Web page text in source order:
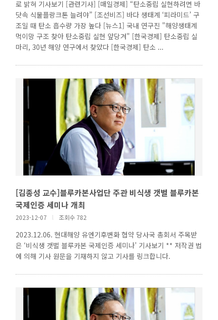
로 밝혀 기사보기 [관련기사] [매일경제] “탄소중립 실현하려면 바
닷속 식물플랑크톤 늘려야” [조선비즈] 바다 생태계 ‘피라미드’ 구
조일 때 탄소 흡수량 가장 높다 [뉴스1] 국내 연구진 "해양생태계
먹이망 구조 찾아 탄소중립 실현 앞당겨" [한국경제] 탄소중립 실
마리, 30년 해양 연구에서 찾았다 [한국경제] 탄소 ...
[김종성 교수]블루카본사업단 주관 비식생 갯벌 블루카본
국제인증 세미나 개최
2023-12-07 l 조회수 782
2023.12.06. 현대해양 유엔기후변화 협약 당사국 총회서 주목받
은 ‘비식생 갯벌 블루카본 국제인증 세미나' 기사보기 ** 저작권 법
에 의해 기사 원문을 기재하지 않고 기사를 링크합니다.